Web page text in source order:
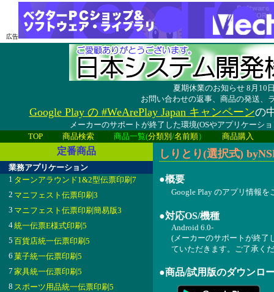
広告
夏期休業のお知らせ 8月10
お問い合わせの返事、商品の発送、
Google Play の #WeArePlay Japan キャンペーンの
メーカーのサポートが終了した環境(OSやアプリケーシ
TOP
商品検索 商品一覧(分類別 /名前順） 商品購入
定番商品
業務アプリケーション
1 ターンアラウンド1&2型伝票印刷7
2 マニフェスト伝票印刷3
3 マニフェスト伝票印刷簡易版3
4統一伝票E様式印刷5
5 百貨店統一伝票印刷5
6 菓子統一伝票印刷5
7 家具統一伝票印刷5
8 スポーツ用品統一伝票印刷5
しりとり(選択式)
●概要
Google Play のアプリ情報を
●対応OS/機種
Android 6.0-
(メーカーのサポートが終了
ていただきます。ご了承く
●商品/試用版のダウンロ